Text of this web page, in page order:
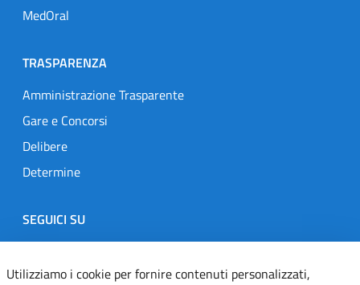
MedOral
TRASPARENZA
Amministrazione Trasparente
Gare e Concorsi
Delibere
Determine
SEGUICI SU
Designers Italia
TwitterInstagramYoutubeLinkedin
Utilizziamo i cookie per fornire contenuti personalizzati,